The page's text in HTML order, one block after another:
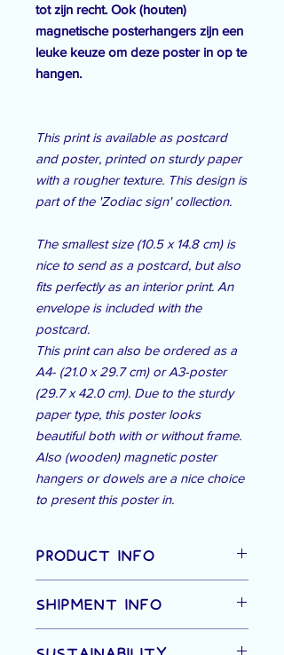
tot zijn recht. Ook (houten)
magnetische posterhangers zijn een
leuke keuze om deze poster in op te
hangen.
This print is available as postcard
and poster, printed on sturdy paper
with a rougher texture. This design is
part of the 'Zodiac sign' collection.
The smallest size (10.5 x 14.8 cm) is
nice to send as a postcard, but also
fits perfectly as an interior print. An
envelope is included with the
postcard.
This print can also be ordered as a
A4- (21.0 x 29.7 cm) or A3-poster
(29.7 x 42.0 cm). Due to the sturdy
paper type, this poster looks
beautiful both with or without frame.
Also (wooden) magnetic poster
hangers or dowels are a nice choice
to present this poster in.
PRODUCT INFO
Afmetingen: 10,5 x 14,8 cm
Materiaal: stevig papier (300 g/m²) met
grovere textuur
SHIPMENT INFO